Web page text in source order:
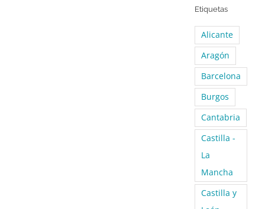
Etiquetas
Alicante
Aragón
Barcelona
Burgos
Cantabria
Castilla -
La
Mancha
Castilla y